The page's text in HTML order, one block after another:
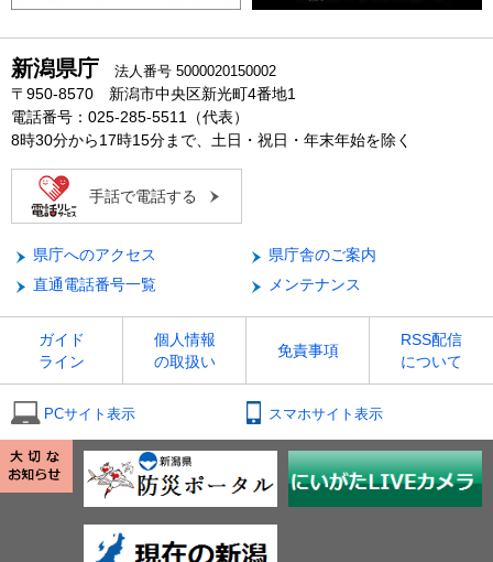
新潟県庁 法人番号 5000020150002
〒950-8570 新潟市中央区新光町4番地1
電話番号：025-285-5511（代表）
8時30分から17時15分まで、土日・祝日・年末年始を除く
手話で電話する
県庁へのアクセス
県庁舎のご案内
直通電話番号一覧
メンテナンス
ガイド
ライン
個人情報
の取扱い
免責事項
RSS配信
について
PCサイト表示 スマホサイト表示